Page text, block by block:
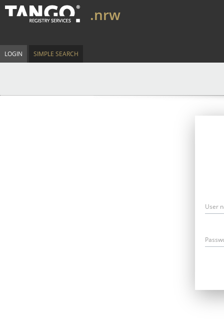
.nrw
LOGIN SIMPLE SEARCH
User